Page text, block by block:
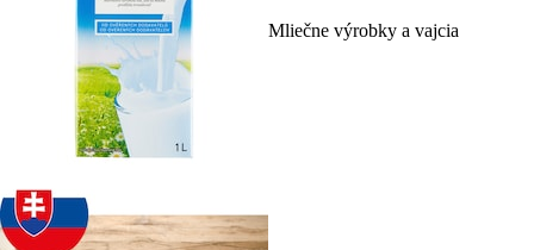
Mliečne výrobky a vajcia